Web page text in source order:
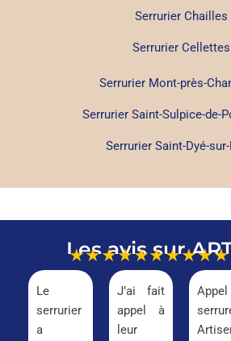
Serrurier Chailles
Serrurier Cellettes
Serrurier Mont-près-
Serrurier Saint-Sulpice-de-
Serrurier Saint-Dyé-
Les avis sur
★★★★★
Le
serrurier
a
★★★★★
J’ai fait
appel à
leur